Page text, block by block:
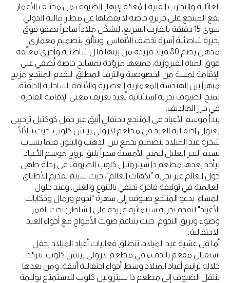
العائلية والتجارب الفنية المُعدّة لإبهار الضيوف من مختلف الأعمار.
يقع المنتجع على جزيرةٍ خاصة لا يفصلها عن مطار ماليه الدولي
سوى 15 دقيقة بالقارب السريع، ليشكّل ملاذاً ساحراً يطفو فوق
بحيرة شاطئية آسرة تخطف الأنفاس. وبتألق بتصميم معماري
مذهل يضم 80 فيلا فريدة من بينها فلل شاطئية وأخرى معلّقة
فوق المياه الفيروزية، جميعها مزوّدة بمسابح خاصة تُضفي على
الإقامة لمسة من الخصوصية والترف المطلق. ليقدم المنتجع مزيج
مبهراَ بين الهندسة المعمارية العصرية والأناقة الساحلية الدافئة،
تمنح الضيوف تجربة استثنائية تُعيد تعريف معنى الإقامة الفاخرة
في جزر المالديف.
يبدأ موسم الأعياد في المنتجع باحتفالٍ أنيق عبر حفل كوكتيل ترحيبي
بعنوان احتفالية العيد في مطعم لازولي بيتش كلوب، حيث تتلألأ
شجرة عيد الميلاد بتصميم يجمع بين الذهب والبلور، فيما ينساب
نسيم البحر العليل ليمنح الأمسية سحراً يليق بروح موسم الأعياد.
ليأخذ بعدها مطعم ذا سيترونيل كلوب الضيوف في رحلة طهي
حول العالم عبر تجربة "نكهات العالم"، حيث سيتم تقديم الأطباق
العالمية في توليفة فاخرة تحتفي بالتنوع والغنى. وعند حلول
المساء، يدعو المنتجع ضيوفه إلى سهرة "نجوم ورمال وحكايات
الأعياد" لتقدم تجربة سينمائية فريدة على الشاطئ تحت القمر
وضوء وبريق النجوم، حيث يتناغم صوت الأمواج مع أجواء العيد
الاحتفالية.
أما في عشية عيد الميلاد، تنطلق فعاليات أعياد الميلاد بحفل
استقبال مفعم بالدفء في مطعم لازولي بيتش كلوب، تتردّد
خلاله ترانيم أعياد الميلاد وسط أجواء احتفالية أنيقة. ومن بعدها
ينتقل الضيوف إلى مطعم ذا سيترونيل كلوب للاستمتاع بوليمة